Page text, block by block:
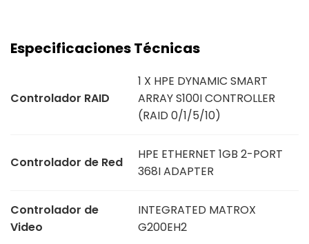
Especificaciones Técnicas
Controlador RAID
1 X HPE DYNAMIC SMART
ARRAY S100I CONTROLLER
(RAID 0/1/5/10)
Controlador de Red
HPE ETHERNET 1GB 2-PORT
368I ADAPTER
Controlador de
Video
INTEGRATED MATROX
G200EH2